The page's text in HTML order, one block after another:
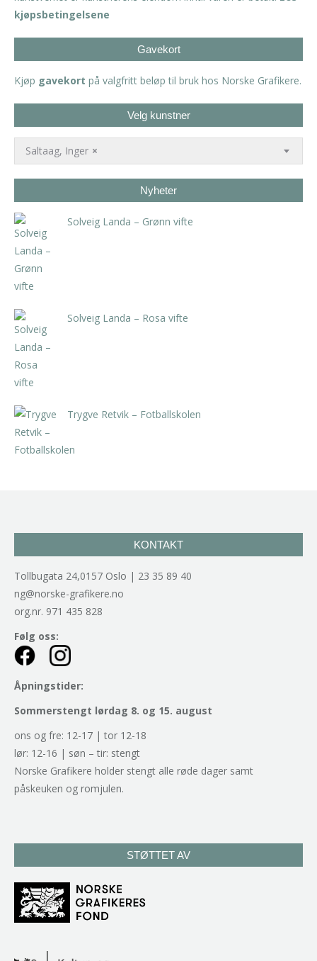
kjøpsbetingelsene
Gavekort
Kjøp gavekort på valgfritt beløp til bruk hos Norske Grafikere.
Velg kunstner
×
Saltaag, Inger
Nyheter
Solveig Landa – Grønn vifte
Solveig Landa – Rosa vifte
Trygve Retvik – Fotballskolen
KONTAKT
Tollbugata 24,0157 Oslo | 23 35 89 40
ng@norske-grafikere.no
org.nr. 971 435 828
Følg oss:
Åpningstider:
Sommerstengt lørdag 8. og 15. august
ons og fre: 12-17 | tor 12-18
lør: 12-16 | søn – tir: stengt
Norske Grafikere holder stengt alle røde dager samt
påskeuken og romjulen.
STØTTET AV